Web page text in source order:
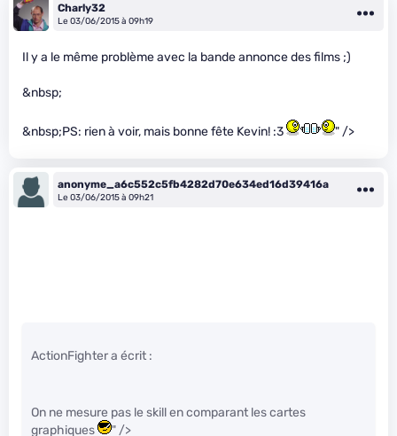
Charly32
Le 03/06/2015 à 09h19
Il y a le même problème avec la bande annonce des films ;)
&nbsp;
&nbsp;PS: rien à voir, mais bonne fête Kevin! :3 " />
anonyme_a6c552c5fb4282d70e634ed16d39416a
Le 03/06/2015 à 09h21
ActionFighter a écrit :
On ne mesure pas le skill en comparant les cartes
graphiques
" />